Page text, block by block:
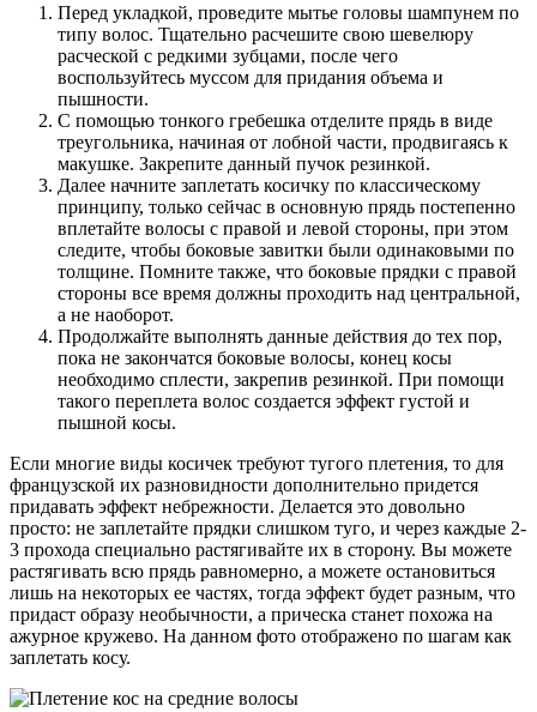
Перед укладкой, проведите мытье головы шампунем по
типу волос. Тщательно расчешите свою шевелюру
расческой с редкими зубцами, после чего
воспользуйтесь муссом для придания объема и
пышности.
С помощью тонкого гребешка отделите прядь в виде
треугольника, начиная от лобной части, продвигаясь к
макушке. Закрепите данный пучок резинкой.
Далее начните заплетать косичку по классическому
принципу, только сейчас в основную прядь постепенно
вплетайте волосы с правой и левой стороны, при этом
следите, чтобы боковые завитки были одинаковыми по
толщине. Помните также, что боковые прядки с правой
стороны все время должны проходить над центральной,
а не наоборот.
Продолжайте выполнять данные действия до тех пор,
пока не закончатся боковые волосы, конец косы
необходимо сплести, закрепив резинкой. При помощи
такого переплета волос создается эффект густой и
пышной косы.
Если многие виды косичек требуют тугого плетения, то для
французской их разновидности дополнительно придется
придавать эффект небрежности. Делается это довольно
просто: не заплетайте прядки слишком туго, и через каждые 2-
3 прохода специально растягивайте их в сторону. Вы можете
растягивать всю прядь равномерно, а можете остановиться
лишь на некоторых ее частях, тогда эффект будет разным, что
придаст образу необычности, а прическа станет похожа на
ажурное кружево. На данном фото отображено по шагам как
заплетать косу.